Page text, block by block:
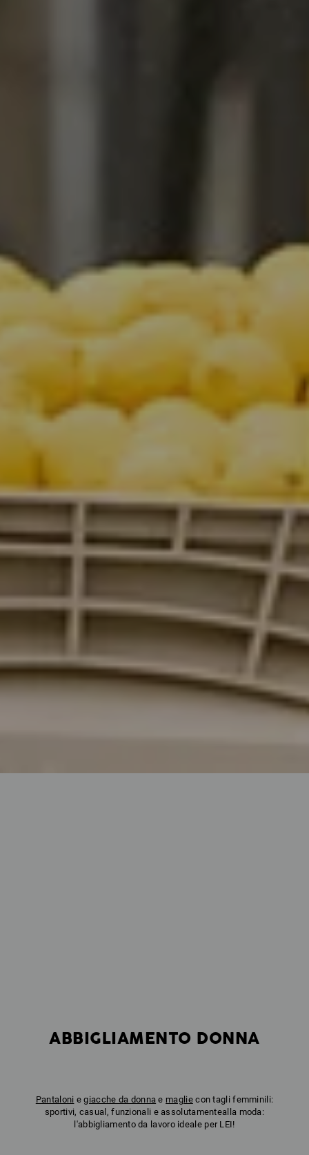
ABBIGLIAMENTO DONNA
Pantaloni egiacche da donna e magliecon tagli femminili:
sportivi, casual, funzionali e assolutamentealla moda:
l'abbigliamento da lavoro ideale per LEI!